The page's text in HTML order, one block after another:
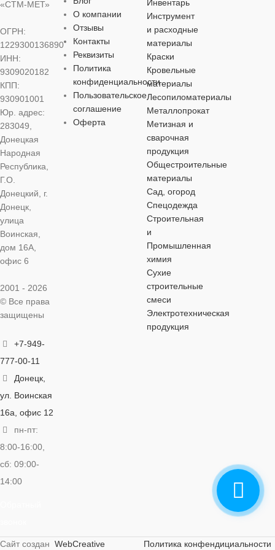
ВИД РАБОТ
для внутренних
работ,для наружных
работ
УПАКОВКА
банка
ЦВЕТ
МАТЕРИАЛ
алкидная
ОСОБЕННОСТИ
по бетону
по металлу
ВИД РАБОТ
работ,
для наружных
работ
УПАКОВКА
банка
ОСОБЕННОСТИ
по дереву ,
для внутренних
работ,для наружных
УПАКОВКА
ЦВЕТ
МАТЕРИАЛ
алкидная
ОСОБЕННОСТИ
по бетону
по металлу
ЦВЕТ
«СТМ-МЕТ»
ОГРН:
1229300136890
ИНН:
9309020182
КПП:
930901001
Юр. адрес:
283049,
Донецкая
Народная
Республика,
Г.О.
Донецкий, г.
Донецк,
улица
Воинская,
дом 16А,
офис 6
2001 - 2026
© Все права
защищены
+7-949-
777-00-11
Донецк,
ул. Воинская
16а, офис 12
пн-пт:
8:00-16:00,
сб: 09:00-
14:00
О компании
Отзывы
Контакты
Реквизиты
Политика
конфиденциальности
Пользовательское
соглашение
Оферта
Инвентарь
Инструмент
и расходные
материалы
Краски
Кровельные
материалы
Лесопиломатериалы
Металлопрокат
Метизная и
сварочная
продукция
Общестроительные
материалы
Сад, огород
Спецодежда
Строительная
и
Промышленная
химия
Сухие
строительные
смеси
Электротехническая
продукция
Сайт создан WebCreative Политика конфендициальности